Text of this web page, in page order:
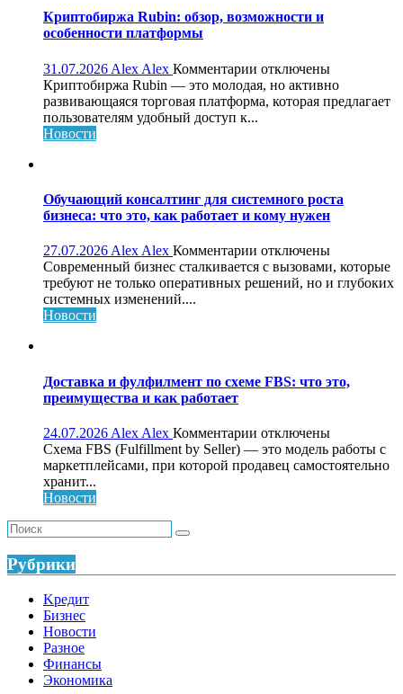
Криптобиржа Rubin: обзор, возможности и
особенности платформы
31.07.2026 Alex Alex Комментарии к
записи
Криптобиржа
платформы
отключены
Криптобиржа Rubin — это молодая, но активно
развивающаяся торговая платформа, которая предлагает
пользователям удобный доступ к...
Новости
Обучающий консалтинг для системного роста
бизнеса: что это, как работает и кому нужен
27.07.2026 Alex Alex Комментарии к
записи
Обучающий
что
работает
и
кому
нужен
отключены
Современный бизнес сталкивается с вызовами, которые
требуют не только оперативных решений, но и глубоких
системных изменений....
Новости
Доставка и фулфилмент по схеме FBS: что это,
преимущества и как работает
24.07.2026 Alex Alex Комментарии к
записи
Доставка
это,
отключены
Схема FBS (Fulfillment by Seller) — это модель работы с
маркетплейсами, при которой продавец самостоятельно
хранит...
Новости
Рубрики
Kредит
Бизнес
Новости
Разное
Финансы
Экономика